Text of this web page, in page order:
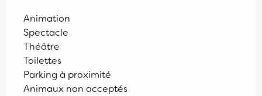
Animation
Spectacle
Théâtre
Toilettes
Parking à proximité
Animaux non acceptés